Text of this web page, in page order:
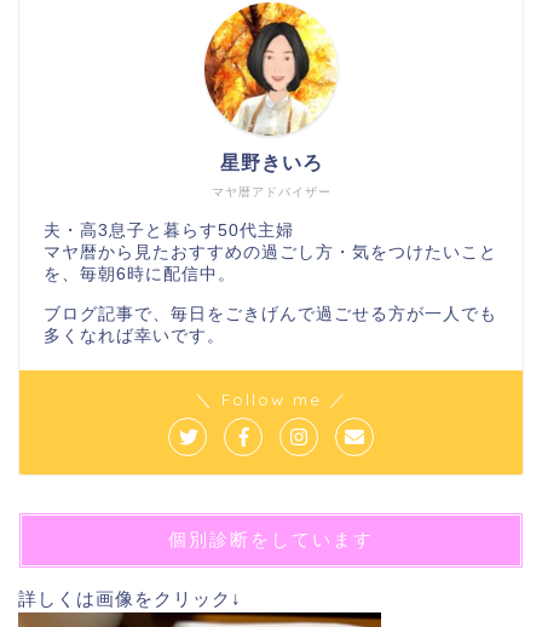
マヤ暦アドバイザー
星野きいろ
夫・高3息子と暮らす50代主婦
マヤ暦から見たおすすめの過ごし方・気をつけたいこと
を、毎朝6時に配信中。
ブログ記事で、毎日をごきげんで過ごせる方が一人でも
多くなれば幸いです。
＼ Follow me ／
個別診断をしています
詳しくは画像をクリック↓